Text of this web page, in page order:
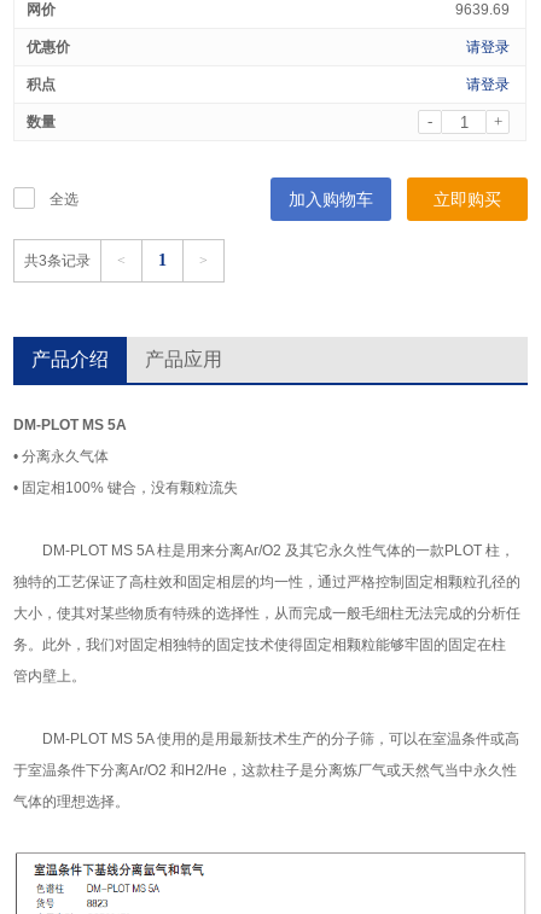
9639.69
请登录
请登录
- +
全选 加入购物车 立即购买
共3条记录 < 1 >
产品介绍 产品应用
DM-PLOT MS 5A
• 分离永久气体
• 固定相100% 键合，没有颗粒流失
DM-PLOT MS 5A 柱是用来分离Ar/O2 及其它永久性气体的一款PLOT 柱，
独特的工艺保证了高柱效和固定相层的均一性，通过严格控制固定相颗粒孔径的
大小，使其对某些物质有特殊的选择性，从而完成一般毛细柱无法完成的分析任
务。此外，我们对固定相独特的固定技术使得固定相颗粒能够牢固的固定在柱
管内壁上。
DM-PLOT MS 5A 使用的是用最新技术生产的分子筛，可以在室温条件或高
于室温条件下分离Ar/O2 和H2/He，这款柱子是分离炼厂气或天然气当中永久性
气体的理想选择。